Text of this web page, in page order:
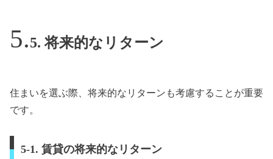
5. 将来的なリターン
住まいを選ぶ際、将来的なリターンも考慮することが重要
です。
5-1. 賃貸の将来的なリターン